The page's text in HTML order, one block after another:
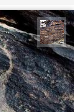
محمد ناصری فرد